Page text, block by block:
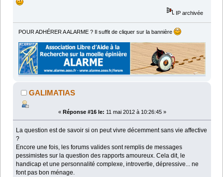
IP archivée
POUR ADHÉRER A ALARME ? Il suffit de cliquer sur la bannière
GALIMATIAS
« Réponse #16 le: 11 mai 2012 à 10:26:45 »
La question est de savoir si on peut vivre décemment sans vie affective
?
Encore une fois, les forums valides sont remplis de messages
pessimistes sur la question des rapports amoureux. Cela dit, le
handicap et une personnalité complexe, introvertie, dépressive... ne
font pas bon ménage.